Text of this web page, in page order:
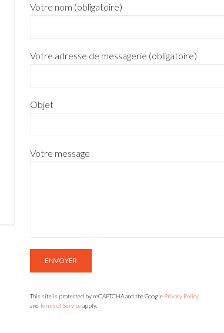
Votre nom (obligatoire)
Votre adresse de messagerie (obligatoire)
Objet
Votre message
This site is protected by reCAPTCHA and the Google Privacy Policy
andTerms of Serviceapply.